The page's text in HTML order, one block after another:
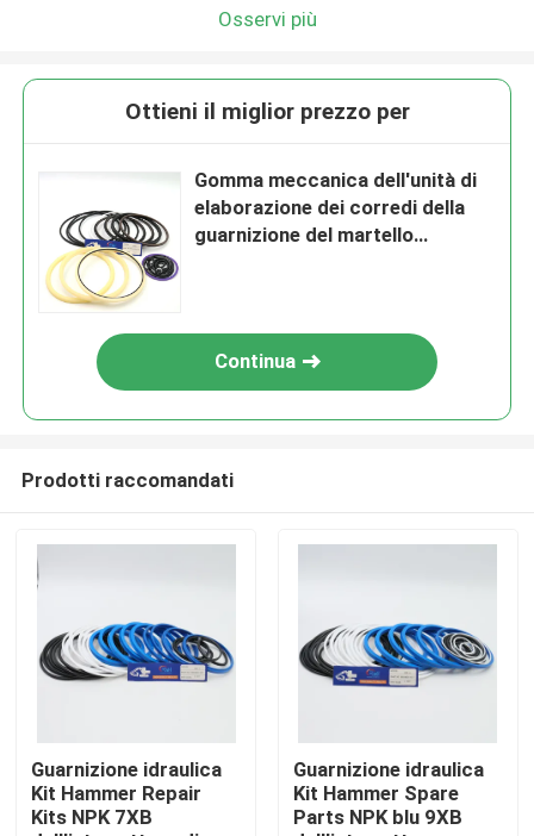
Casa
Video
Osservi più
Ottieni il miglior prezzo per
Gomma meccanica dell'unità di
elaborazione dei corredi della
guarnizione del martello
Continua
Prodotti raccomandati
Guarnizione idraulica
Kit Hammer Repair
Kits NPK 7XB
Guarnizione idraulica
Kit Hammer Spare
Parts NPK blu 9XB